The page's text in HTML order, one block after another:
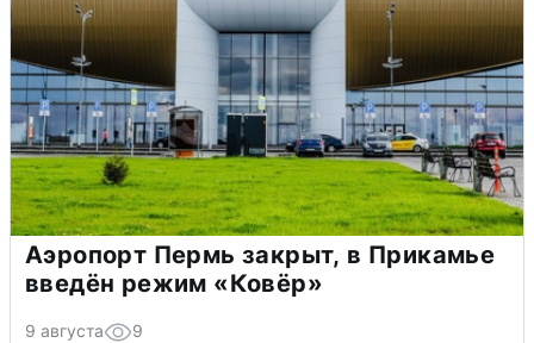
Аэропорт Пермь закрыт, в Прикамье
введён режим «Ковёр»
9 августа 9